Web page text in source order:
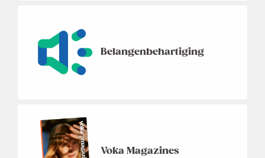
Belangenbehartiging
Voka Magazines